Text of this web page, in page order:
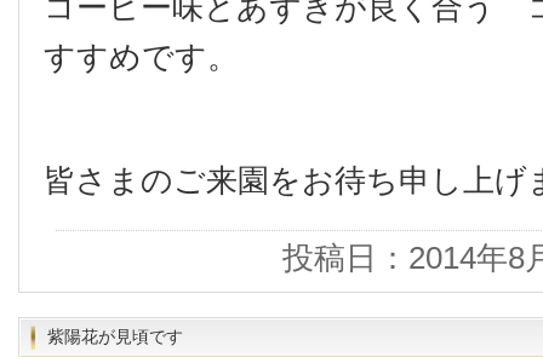
コーヒー味とあずきが良く合う
すすめです。
皆さまのご来園をお待ち申し上げ
投稿日：2014年8
紫陽花が見頃です